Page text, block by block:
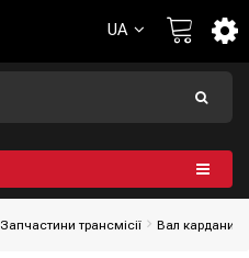
UA
Запчастини трансмісії Вал карданий